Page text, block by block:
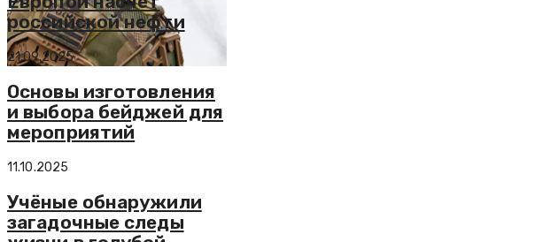
российской нефти
21.09.2025
Основы изготовления
и выбора бейджей для
мероприятий
11.10.2025
Учёные обнаружили
загадочные следы